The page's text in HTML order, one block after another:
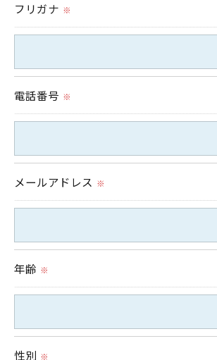
いて＞
当社では、お客様の個人情報の開示･
用停止の手続を定めさせて頂いてお
す。
個人情報の開示･訂正･削除・利用停
きにつきましては、お電話でお問合
フリガナ ※
電話番号 ※
メールアドレス ※
年齢 ※
性別 ※